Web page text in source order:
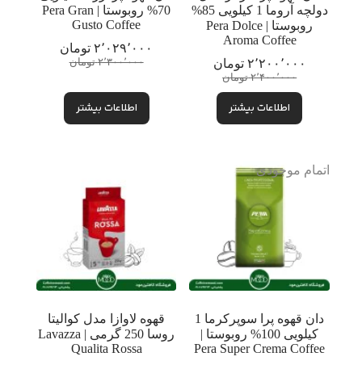
دولچه آروما 1 کیلویی 85%
روبوستا | Pera Dolce
Aroma Coffee
۲٬۴۰۰٬۰۰۰ تومان
قیمت
اصلی:
بود.
۲٬۲۰۰٬۰۰۰ تومان
قیمت
فعلی:
۲٬۲۰۰٬۰۰۰ تومان.
اطلاعات بیشتر
70% روبوستا | Pera Gran
Gusto Coffee
۲٬۳۰۰٬۰۰۰ تومان
قیمت
بود.
۲٬۰۲۹٬۰۰۰ تومان
قیمت
۲٬۰۲۹٬۰۰۰ تومان.
اطلاعات بیشتر
اتمام موجودی
دان قهوه پرا سوپرکرما 1
کیلویی 100% روبوستا |
Pera Super Crema Coffee
قهوه لاوازا مدل کوالیتا
روسا 250 گرمی | Lavazza
Qualita Rossa